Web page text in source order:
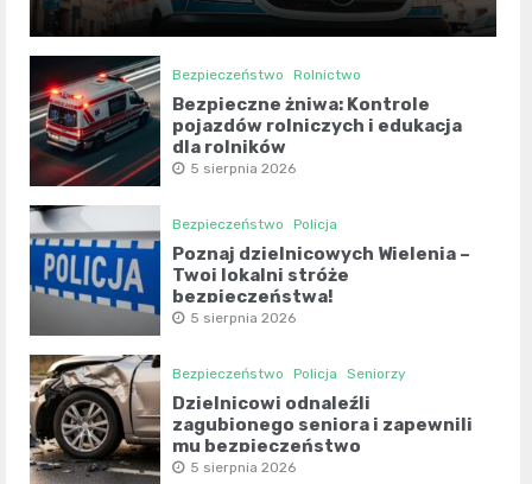
Bezpieczeństwo Rolnictwo
Bezpieczne żniwa: Kontrole
pojazdów rolniczych i edukacja
dla rolników
5 sierpnia 2026
Bezpieczeństwo Policja
Poznaj dzielnicowych Wielenia –
Twoi lokalni stróże
bezpieczeństwa!
5 sierpnia 2026
Bezpieczeństwo Policja Seniorzy
Dzielnicowi odnaleźli
zagubionego seniora i zapewnili
mu bezpieczeństwo
5 sierpnia 2026